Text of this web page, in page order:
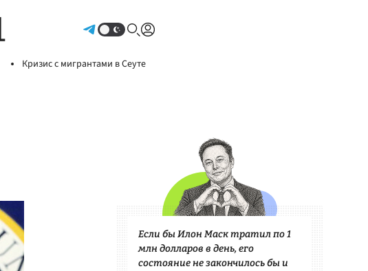
Кризис с мигрантами в Сеуте
Если бы Илон Маск тратил по 1
млн долларов в день, его
состояние не закончилось бы и